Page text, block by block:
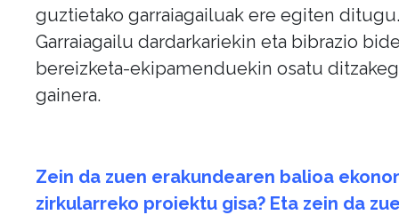
guztietako garraiagailuak ere egiten
Garraiagailu dardarkariekin eta bibrazio
bereizketa-ekipamenduekin osatu
gainera.
Zein da zuen erakundearen balioa
zirkularreko proiektu gisa? Eta zein da